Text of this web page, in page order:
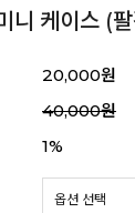
니 케이스 (
20,000원
40,000원
1%